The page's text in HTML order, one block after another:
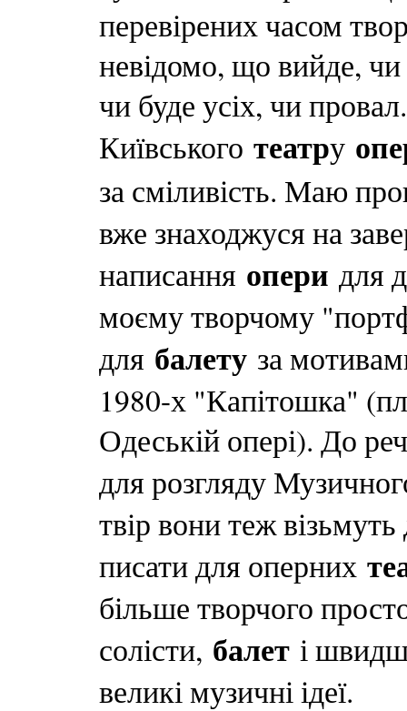
перевірених часом
невідомо, що вийде,
чи буде усіх, чи
Київського театру
за сміливість. Маю
вже знаходжуся на
написання опери для
моєму творчому
для балету за
1980-х "Капітошка"
Одеській опері). До
для розгляду
твір вони теж
писати для оперних
більше творчого
солісти, балет і
великі музичні ідеї.